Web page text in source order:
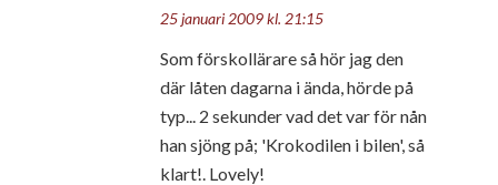
25 januari 2009 kl. 21:15
Som förskollärare så hör jag den
där låten dagarna i ända, hörde på
typ... 2 sekunder vad det var för nån
han sjöng på; 'Krokodilen i bilen', så
klart!. Lovely!